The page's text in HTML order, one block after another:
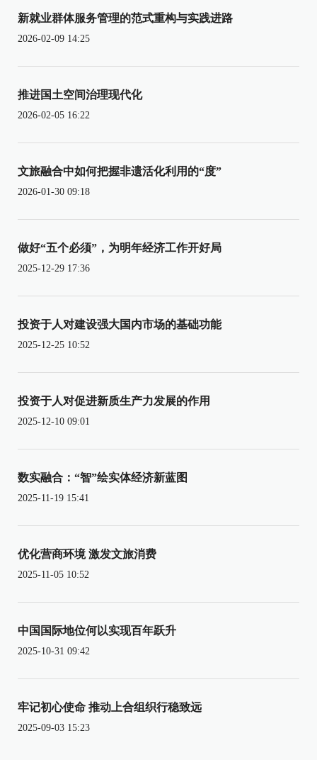
新就业群体服务管理的范式重构与实践进路
2026-02-09 14:25
推进国土空间治理现代化
2026-02-05 16:22
文旅融合中如何把握非遗活化利用的“度”
2026-01-30 09:18
做好“五个必须”，为明年经济工作开好局
2025-12-29 17:36
投资于人对建设强大国内市场的基础功能
2025-12-25 10:52
投资于人对促进新质生产力发展的作用
2025-12-10 09:01
数实融合：“智”绘实体经济新蓝图
2025-11-19 15:41
优化营商环境 激发文旅消费
2025-11-05 10:52
中国国际地位何以实现百年跃升
2025-10-31 09:42
牢记初心使命 推动上合组织行稳致远
2025-09-03 15:23